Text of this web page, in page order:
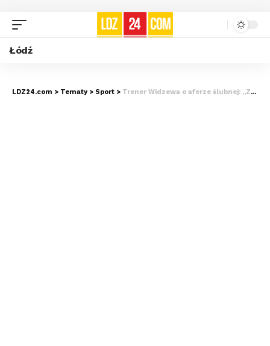
Łódź
LDZ24.com > Tematy > Sport > Trener Widzewa o aferze ślubnej: „Zawiodła komunikacja”